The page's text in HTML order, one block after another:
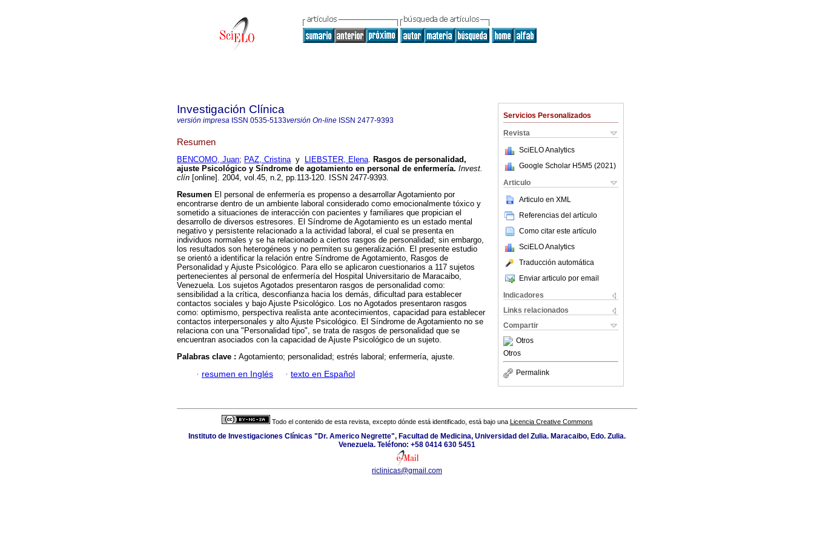
Servicios Personalizados
Revista
SciELO Analytics
Google Scholar H5M5 (2021 )
Articulo
Articulo en XML
Referencias del artículo
Como citar este artículo
SciELO Analytics
Traducción automática
Enviar articulo por email
Indicadores
Links relacionados
Compartir
Otros
Otros
Permalink
Investigación Clínica
versión impresa ISSN 0535-5133versión On-line ISSN 2477-9393
Resumen
BENCOMO, Juan; PAZ, Cristinay LIEBSTER, Elena. Rasgos de personalidad,
ajuste Psicológico y Síndrome de agotamiento en personal de enfermería. Invest.
clín [online]. 2004, vol.45, n.2, pp.113-120. ISSN 2477-9393.
Resumen El personal de enfermería es propenso a desarrollar Agotamiento por
encontrarse dentro de un ambiente laboral considerado como emocionalmente tóxico y
sometido a situaciones de interacción con pacientes y familiares que propician el
desarrollo de diversos estresores. El Síndrome de Agotamiento es un estado mental
negativo y persistente relacionado a la actividad laboral, el cual se presenta en
individuos normales y se ha relacionado a ciertos rasgos de personalidad; sin embargo,
los resultados son heterogéneos y no permiten su generalización. El presente estudio
se orientó a identificar la relación entre Síndrome de Agotamiento, Rasgos de
Personalidad y Ajuste Psicológico. Para ello se aplicaron cuestionarios a 117 sujetos
pertenecientes al personal de enfermería del Hospital Universitario de Maracaibo,
Venezuela. Los sujetos Agotados presentaron rasgos de personalidad como:
sensibilidad a la crítica, desconfianza hacia los demás, dificultad para establecer
contactos sociales y bajo Ajuste Psicológico. Los no Agotados presentaron rasgos
como: optimismo, perspectiva realista ante acontecimientos, capacidad para establecer
contactos interpersonales y alto Ajuste Psicológico. El Síndrome de Agotamiento no se
relaciona con una "Personalidad tipo", se trata de rasgos de personalidad que se
encuentran asociados con la capacidad de Ajuste Psicológico de un sujeto.
Palabras clave : Agotamiento; personalidad; estrés laboral; enfermería, ajuste.
· resumen en Inglés · texto en Español
Todo el contenido de esta revista, excepto dónde está identificado, está bajo una Licencia Creative Commons
Instituto de Investigaciones Clínicas "Dr. Americo Negrette", Facultad de Medicina, Universidad del Zulia. Maracaibo, Edo. Zulia.
Venezuela. Teléfono: +58 0414 630 5451
riclinicas@gmail.com